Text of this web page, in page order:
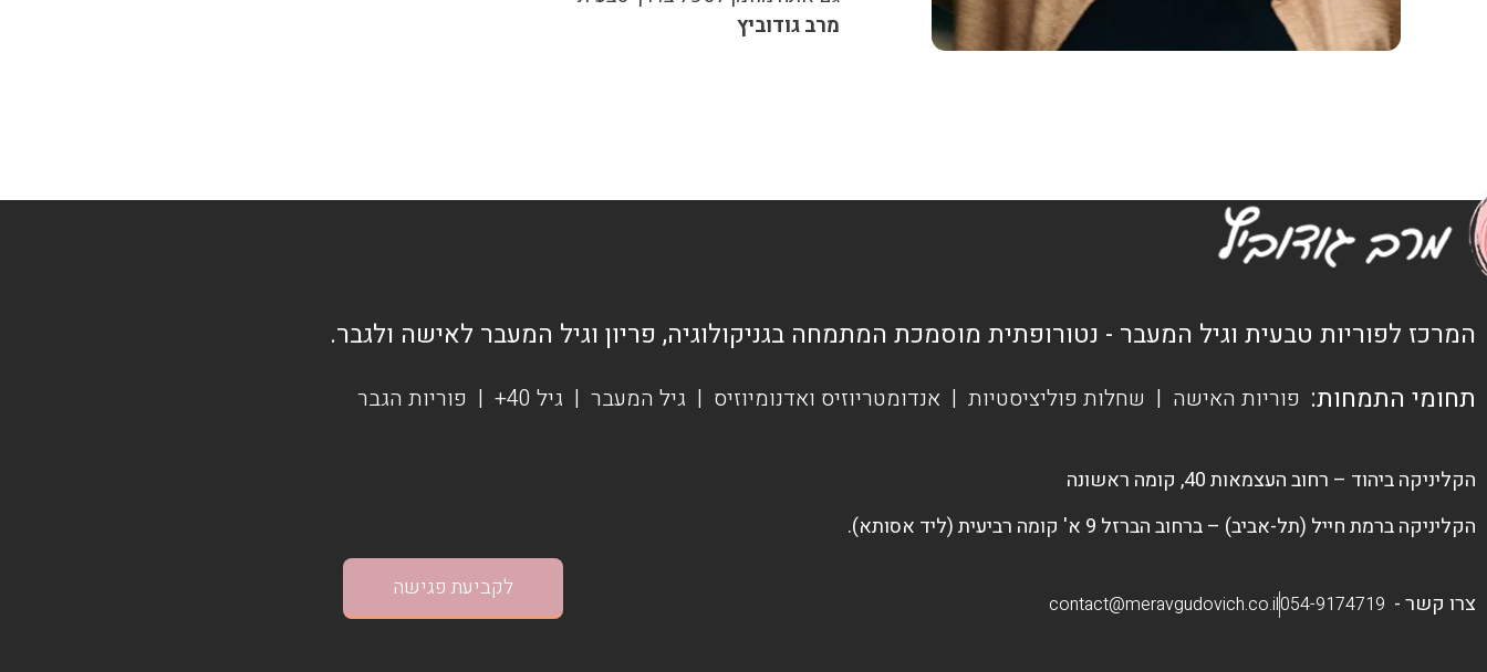
מרב גודוביץ
המרכז לפוריות טבעית וגיל המעבר - נטורופתית מוסמכת המתמחה בגניקולוגיה, פריון וגיל המעבר לאישה ולגבר.
תחומי התמחות: פוריות האישה | שחלות פוליציסטיות | אנדומטריוזיס ואדנומיוזיס | גיל המעבר | גיל 40+ | פוריות הגבר
הקליניקה ביהוד – רחוב העצמאות 40, קומה ראשונה
הקליניקה ברמת חייל (תל-אביב) – ברחוב הברזל 9 א' קומה רביעית (ליד אסותא).
צרו קשר - 054-9174719
contact@meravgudovich.co.il
לקביעת פגישה